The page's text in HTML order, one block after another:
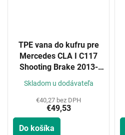
TPE vana do kufru pre
Mercedes CLA I C117
Shooting Brake 2013-
2019
Skladom u dodávateľa
€40,27 bez DPH
€49,53
Do košíka